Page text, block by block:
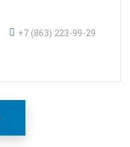
+7 (863) 223-99-29